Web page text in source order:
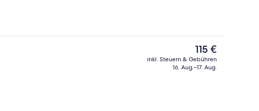
Schreibtisch, laptopgeeigneter Arbeitsplatz, Verdunkelungsvorhänge
Innenpool, Außenpool
Der
aktuelle
Preis
115 €
inkl. Steuern & Gebühren
16. Aug.–17. Aug.